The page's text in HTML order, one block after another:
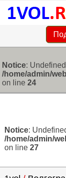
Notice:
/home/admin/
on line24
Notice:
/home/admin/
on line 27